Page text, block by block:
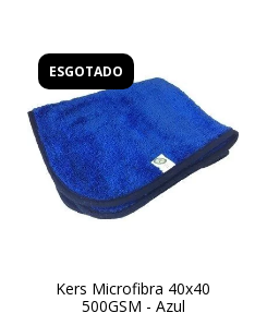
ESGOTADO
Kers Microfibra 40x40
500GSM - Azul